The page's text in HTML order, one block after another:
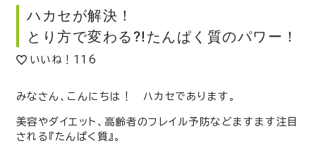
ハカセが解決！
とり方で変わる?!たんぱく質のパワー！
いいね！ 116
みなさん、こんにちは！ ハカセであります。
美容やダイエット、高齢者のフレイル予防などますます注目
される『たんぱく質』。